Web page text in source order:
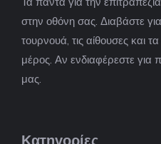
στην οθόνη σας. Διαβάστε
τουρνουά, τις αίθουσες και
μέρος. Αν ενδιαφέρεστε για
μας.
Κατηγορίες